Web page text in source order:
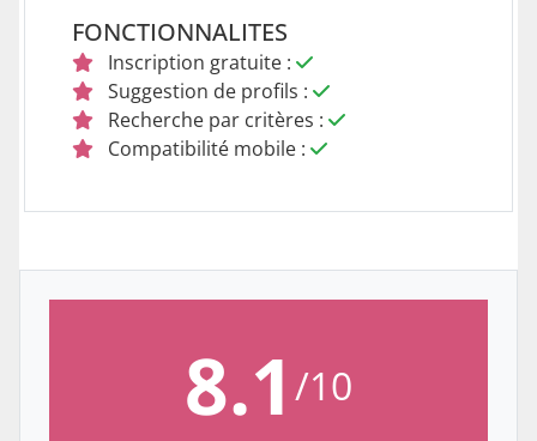
FONCTIONNALITES
Inscription gratuite :
Suggestion de profils :
Recherche par critères :
Compatibilité mobile :
8.1 /10